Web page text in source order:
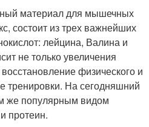
материал для мышечных
состоит из трех важнейших
лейцина, Валина и
не только увеличения
физического и
тренировки. На сегодняшний
же популярным видом
протеин.